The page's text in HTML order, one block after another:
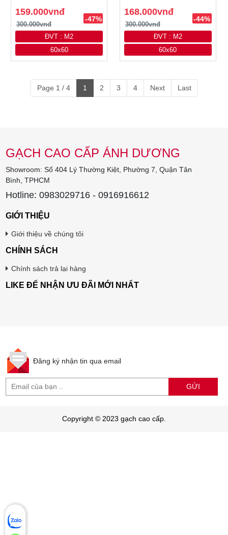
159.000vnđ
300.000vnđ
-47%
ĐVT : M2
60x60
168.000vnđ
300.000vnđ
-44%
ĐVT : M2
60x60
Page 1 / 4 1 2 3 4 Next Last
GẠCH CAO CẤP ÁNH DƯƠNG
Showroom: Số 404 Lý Thường Kiệt, Phường 7, Quận Tân
Bình, TPHCM
Hotline: 0983029716 - 0916916612
GIỚI THIỆU
Giới thiệu về chúng tôi
CHÍNH SÁCH
Chính sách trả lại hàng
LIKE ĐỂ NHẬN ƯU ĐÃI MỚI NHẤT
Đăng ký nhận tin qua email
GỬI
Copyright © 2023 gạch cao cấp.